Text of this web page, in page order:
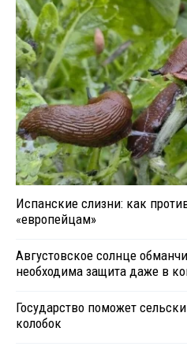
Испанские слизни: как
«европейцам»
Августовское солнце
необходима защита даже в
Государство поможет
колобок